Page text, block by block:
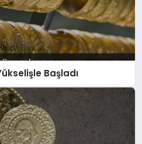
Başladı